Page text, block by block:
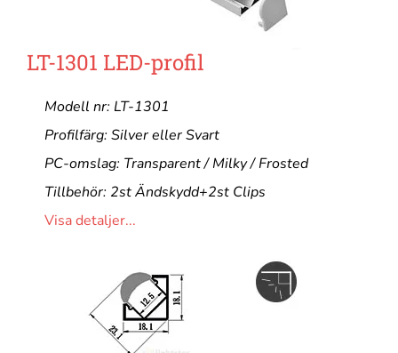
LT-1301 LED-profil
Modell nr: LT-1301
Profilfärg: Silver eller Svart
PC-omslag: Transparent / Milky / Frosted
Tillbehör: 2st Ändskydd+2st Clips
Visa detaljer...